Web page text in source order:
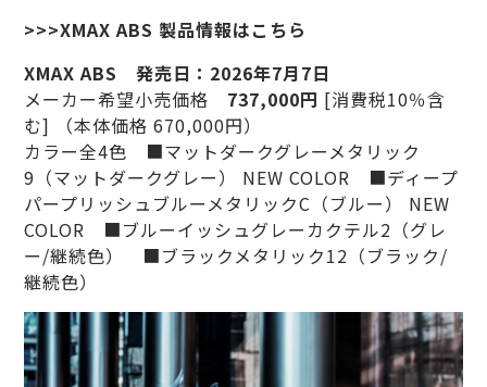
>>>XMAX ABS 製品情報はこちら
XMAX ABS 発売日：2026年7月7日
メーカー希望小売価格 737,000円 [消費税10％含
む] （本体価格 670,000円）
カラー全4色 ■マットダークグレーメタリック
9（マットダークグレー） NEW COLOR ■ディープ
パープリッシュブルーメタリックC（ブルー） NEW
COLOR ■ブルーイッシュグレーカクテル2（グレ
ー/継続色） ■ブラックメタリック12（ブラック/
継続色）